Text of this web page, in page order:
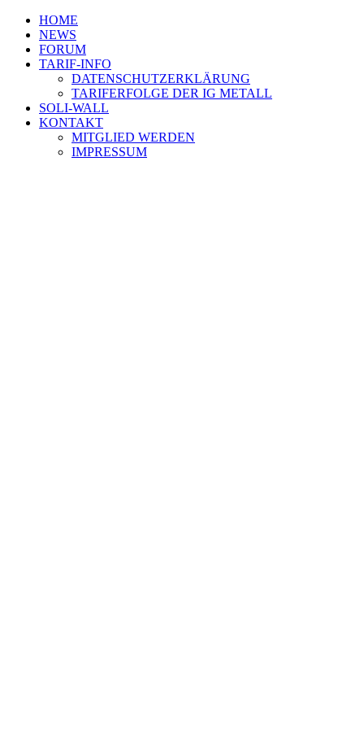
HOME
NEWS
FORUM
TARIF-INFO
DATENSCHUTZERKLÄRUNG
TARIFERFOLGE DER IG METALL
SOLI-WALL
KONTAKT
MITGLIED WERDEN
IMPRESSUM